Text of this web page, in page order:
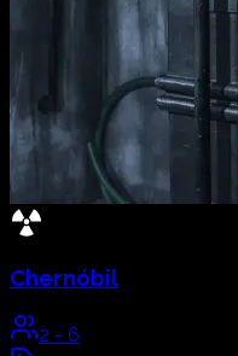
Chernóbil
2 - 6